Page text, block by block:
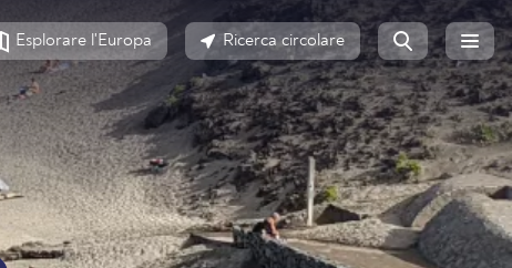
Esplorare l'Europa Ricerca circolare